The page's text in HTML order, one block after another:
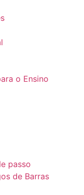
o Ensino
passo
de Barras